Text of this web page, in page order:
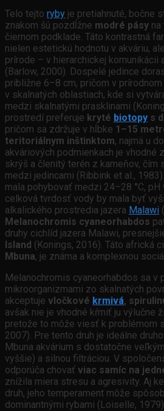
Telo tejto ryby je pretiahnuté, bočne
znakom šú pozdĺžne modré pásy
čiernom podklade. Táto kontrastná
nielen estetickú hodnotu v akváriu,
prírode – v hierarchickej komunikácii
(Barlow, 2000). Dospelé jedince
približne 6–8 cm, pričom v
v skalnatých oblastiach, kde si
medzi skalnatými prasklinami
prostredí preferuje kryté biotopy s
pričom sa zdržuje v hĺbke 1–15
teritoriálnym inštinktom, najmä u
akváriových podmienkach je vhodné
skrýš a členitý terén z kameňov, čím
medzi jedincami (Ribbink et al., 1983).
mala pohybovať medzi 24–28 °C,
celková tvrdosť vody by mala byť
alkalického prostredia jazera Malawi
Melanochromis cyaneorhabdos
druhy cichlíd jazera Malawi,
Island (Konings, 2016). Táto africká
Mbuna, je známa a komplexnou
Melanochromis cyaneorhabdos sa v
mikroorganizmami zo skalnatých
akceptuje vločkové krmivá,
avšak nie je vhodné kŕmiť ju výlučne
pretože to môže viesť k problémom
2007). Pre tento druh je ideálne
Mbuna akvárium s dostatočne
vyššie) a silnou filtráciou. V
odporúča chovať viac samíc na
znížila miera stresu a agresivity. Aj
druh, jeho temperament môže
dominantnými rybami (Loiselle,